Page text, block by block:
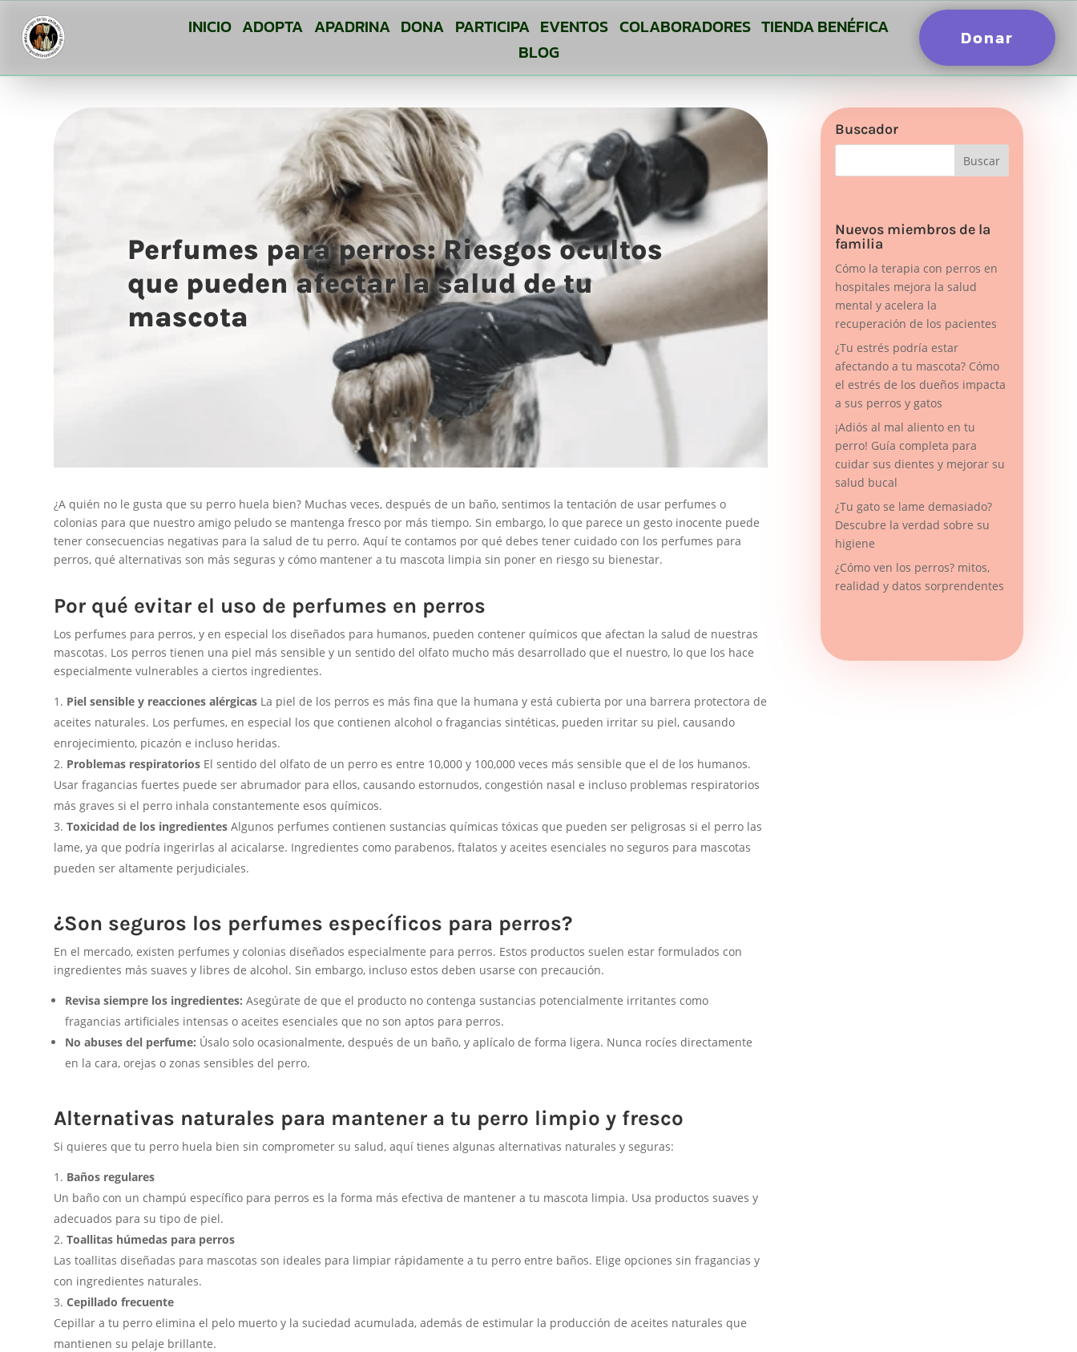
INICIO ADOPTA APADRINA DONA PARTICIPA EVENTOS COLABORADORES TIENDA BENÉFICA
BLOG
Donar
Perfumes para perros: Riesgos ocultos
que pueden afectar la salud de tu
mascota
¿A quién no le gusta que su perro huela bien? Muchas veces, después de un baño, sentimos la tentación de usar perfumes o
colonias para que nuestro amigo peludo se mantenga fresco por más tiempo. Sin embargo, lo que parece un gesto inocente puede
tener consecuencias negativas para la salud de tu perro. Aquí te contamos por qué debes tener cuidado con los perfumes para
perros, qué alternativas son más seguras y cómo mantener a tu mascota limpia sin poner en riesgo su bienestar.
Por qué evitar el uso de perfumes en perros
Los perfumes para perros, y en especial los diseñados para humanos, pueden contener químicos que afectan la salud de nuestras
mascotas. Los perros tienen una piel más sensible y un sentido del olfato mucho más desarrollado que el nuestro, lo que los hace
especialmente vulnerables a ciertos ingredientes.
Piel sensible y reacciones alérgicas La piel de los perros es más fina que la humana y está cubierta por una barrera protectora de
aceites naturales. Los perfumes, en especial los que contienen alcohol o fragancias sintéticas, pueden irritar su piel, causando
enrojecimiento, picazón e incluso heridas.
Problemas respiratorios El sentido del olfato de un perro es entre 10,000 y 100,000 veces más sensible que el de los humanos.
Usar fragancias fuertes puede ser abrumador para ellos, causando estornudos, congestión nasal e incluso problemas respiratorios
más graves si el perro inhala constantemente esos químicos.
Toxicidad de los ingredientes Algunos perfumes contienen sustancias químicas tóxicas que pueden ser peligrosas si el perro las
lame, ya que podría ingerirlas al acicalarse. Ingredientes como parabenos, ftalatos y aceites esenciales no seguros para mascotas
pueden ser altamente perjudiciales.
¿Son seguros los perfumes específicos para perros?
En el mercado, existen perfumes y colonias diseñados especialmente para perros. Estos productos suelen estar formulados con
ingredientes más suaves y libres de alcohol. Sin embargo, incluso estos deben usarse con precaución.
Revisa siempre los ingredientes: Asegúrate de que el producto no contenga sustancias potencialmente irritantes como
fragancias artificiales intensas o aceites esenciales que no son aptos para perros.
No abuses del perfume: Úsalo solo ocasionalmente, después de un baño, y aplícalo de forma ligera. Nunca rocíes directamente
en la cara, orejas o zonas sensibles del perro.
Alternativas naturales para mantener a tu perro limpio y fresco
Si quieres que tu perro huela bien sin comprometer su salud, aquí tienes algunas alternativas naturales y seguras:
Baños regulares
Un baño con un champú específico para perros es la forma más efectiva de mantener a tu mascota limpia. Usa productos suaves y
adecuados para su tipo de piel.
Toallitas húmedas para perros
Las toallitas diseñadas para mascotas son ideales para limpiar rápidamente a tu perro entre baños. Elige opciones sin fragancias y
con ingredientes naturales.
Cepillado frecuente
Cepillar a tu perro elimina el pelo muerto y la suciedad acumulada, además de estimular la producción de aceites naturales que
mantienen su pelaje brillante.
Buscador
Nuevos miembros de la
familia
Cómo la terapia con perros en
hospitales mejora la salud
mental y acelera la
recuperación de los pacientes
¿Tu estrés podría estar
afectando a tu mascota? Cómo
el estrés de los dueños impacta
a sus perros y gatos
¡Adiós al mal aliento en tu
perro! Guía completa para
cuidar sus dientes y mejorar su
salud bucal
¿Tu gato se lame demasiado?
Descubre la verdad sobre su
higiene
¿Cómo ven los perros? mitos,
realidad y datos sorprendentes